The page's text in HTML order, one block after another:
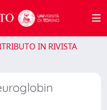
IN RIVISTA